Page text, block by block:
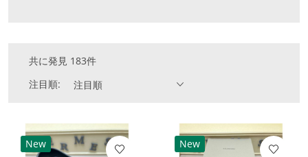
共に発見 183件
注目順:
注目順
New New